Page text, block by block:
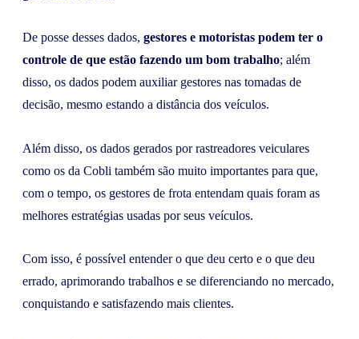
De posse desses dados, gestores e motoristas podem ter o
controle de que estão fazendo um bom trabalho; além
disso, os dados podem auxiliar gestores nas tomadas de
decisão, mesmo estando a distância dos veículos.
Além disso, os dados gerados por rastreadores veiculares
como os da Cobli também são muito importantes para que,
com o tempo, os gestores de frota entendam quais foram as
melhores estratégias usadas por seus veículos.
Com isso, é possível entender o que deu certo e o que deu
errado, aprimorando trabalhos e se diferenciando no mercado,
conquistando e satisfazendo mais clientes.